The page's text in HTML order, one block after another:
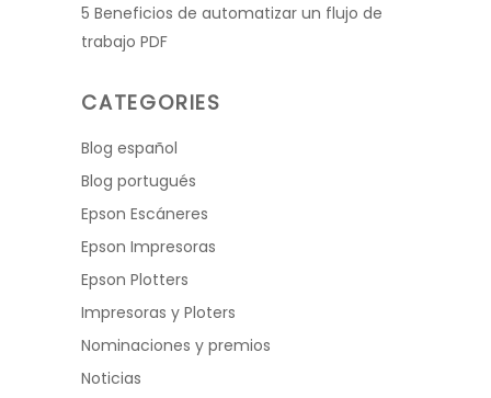
5 Beneficios de automatizar un flujo de
trabajo PDF
CATEGORIES
Blog español
Blog portugués
Epson Escáneres
Epson Impresoras
Epson Plotters
Impresoras y Ploters
Nominaciones y premios
Noticias